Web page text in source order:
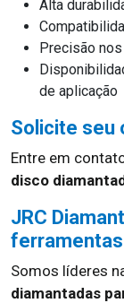
Alta
Precisão
de aplicação
Solicite seu
Entre em
disco
JRC
Somos líderes
diamantadas